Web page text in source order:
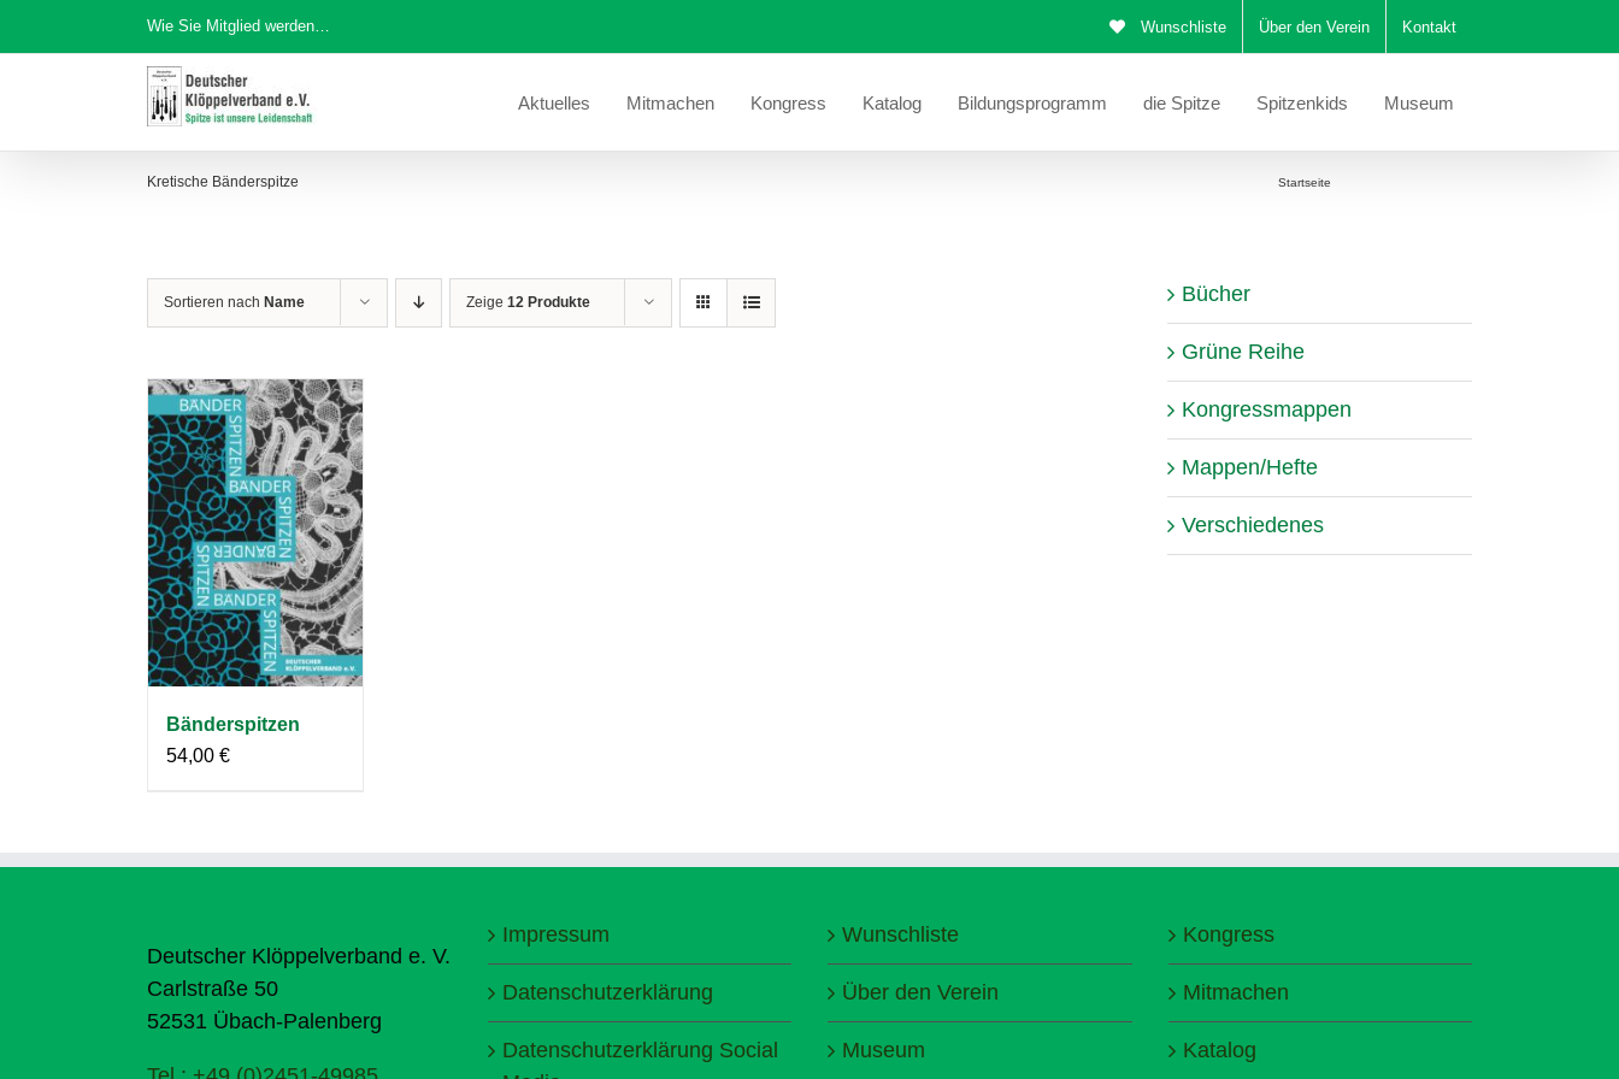
Inhalt
Wie Sie Mitglied werden… Wunschliste Über den Verein Kontakt
Aktuelles Mitmachen Kongress Katalog Bildungsprogramm die Spitze Spitzenkids Museum
Kretische Bänderspitze Startseite
Sortieren nach Name Zeige 12 Produkte
Bänderspitzen
54,00 €
Bücher
Grüne Reihe
Kongressmappen
Mappen/Hefte
Verschiedenes
Deutscher Klöppelverband e. V.
Carlstraße 50
52531 Übach-Palenberg
Impressum
Datenschutzerklärung
Datenschutzerklärung Social
Wunschliste
Über den Verein
Museum
Kongress
Mitmachen
Katalog